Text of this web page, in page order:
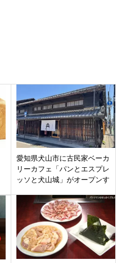
愛知県犬山市に古民家ベーカ
リーカフェ「パンとエスプレ
ッソと犬山城」がオープンす
生ドーナツも？！